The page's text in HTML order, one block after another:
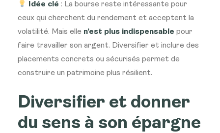
Idée clé : La bourse reste intéressante pour
ceux qui cherchent du rendement et acceptent la
volatilité. Mais elle n’est plus indispensable pour
faire travailler son argent. Diversifier et inclure des
placements concrets ou sécurisés permet de
construire un patrimoine plus résilient.
Diversifier et donner
du sens à son épargne